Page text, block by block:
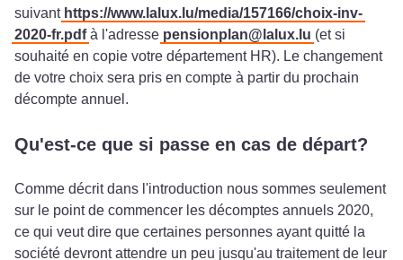
suivant https://www.lalux.lu/media/157166/choix-inv-
2020-fr.pdfà l'adresse pensionplan@lalux.lu (et si
souhaité en copie votre département HR). Le changement
de votre choix sera pris en compte à partir du prochain
décompte annuel.
Qu'est-ce que si passe en cas de départ?
Comme décrit dans l'introduction nous sommes seulement
sur le point de commencer les décomptes annuels 2020,
ce qui veut dire que certaines personnes ayant quitté la
société devront attendre un peu jusqu'au traitement de leur